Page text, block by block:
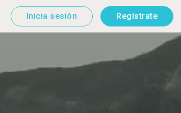
Inicia sesión Regístrate